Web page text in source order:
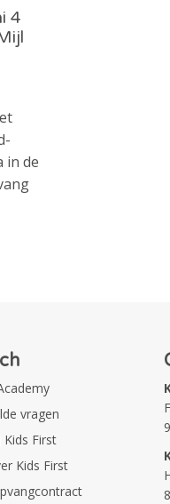
4
in de
vragen
Kids First
Kids First